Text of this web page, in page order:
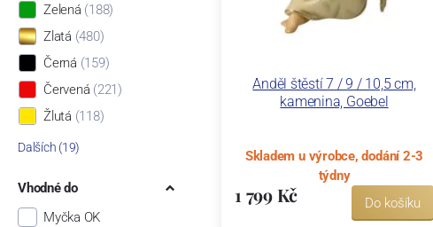
Zelená (188)
Zlatá (480)
Černá (159)
Červená (221)
Žlutá (118)
Dalších (19)
Vhodné do
Myčka OK
Anděl štěstí 7 / 9 / 10,5 cm,
kamenina, Goebel
Skladem u výrobce, dodání 2-3
týdny
1 799 Kč Do košíku